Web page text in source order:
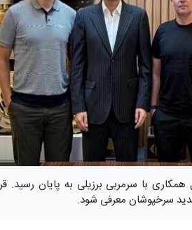
با سرمربی برزیلی به پایان رسید.
سرخپوشان معرفی شود.